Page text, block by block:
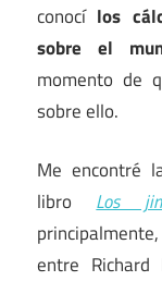
conocí los
sobre el
momento de
sobre ello.
Me encontré
libroLos
entre Richard